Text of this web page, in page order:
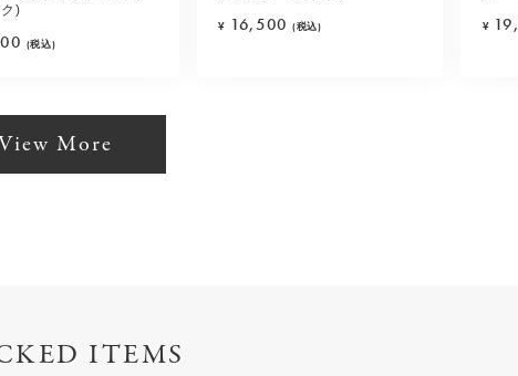
ク)
(税込)
¥ 16,500 (税込) ¥
More
ITEMS